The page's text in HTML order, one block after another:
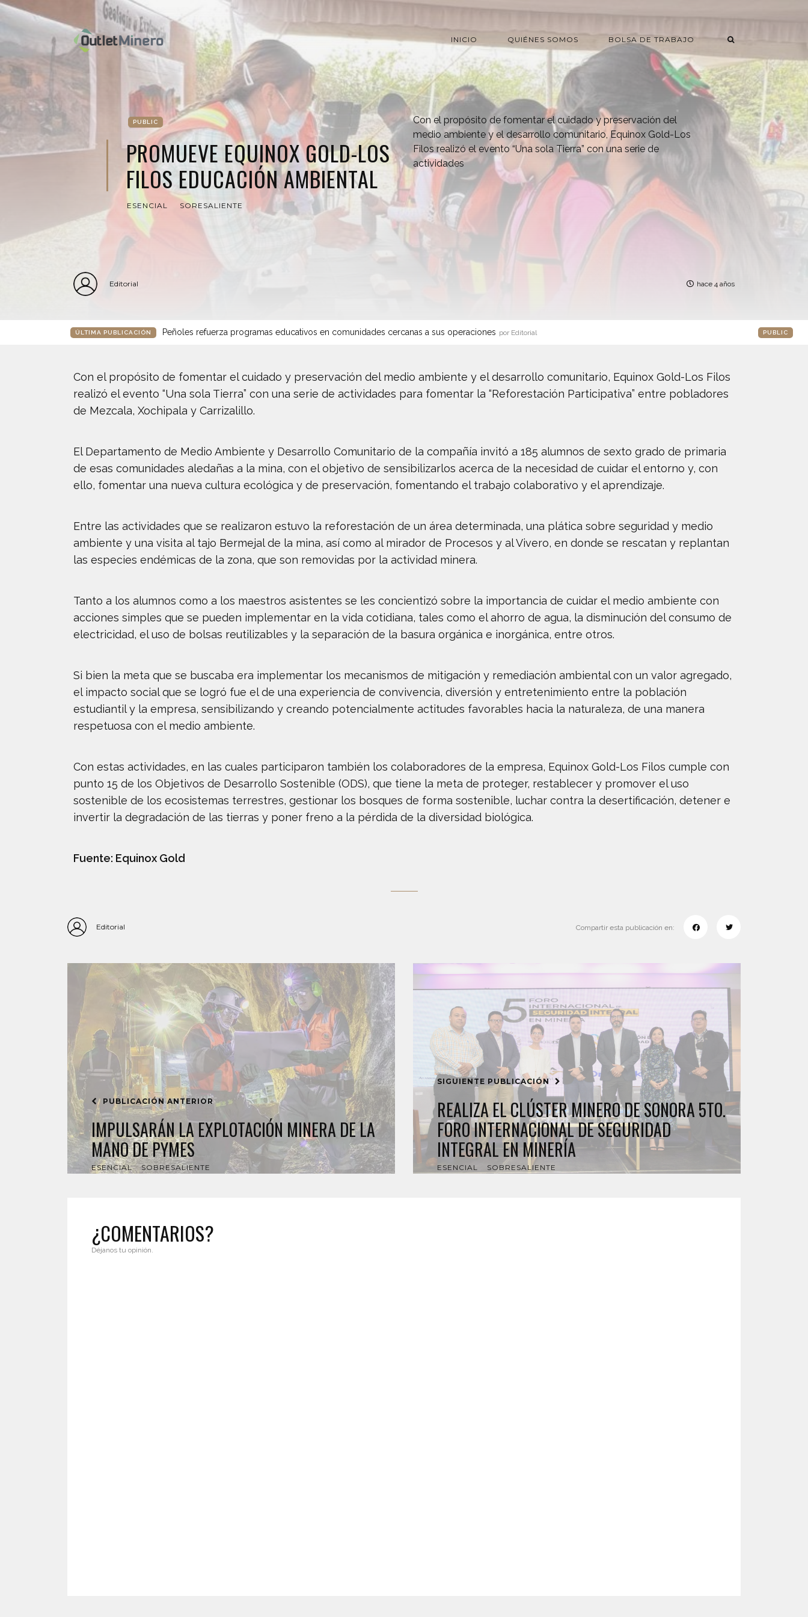
INICIO QUIÉNES SOMOS BOLSA DE TRABAJO
PUBLIC
PROMUEVE EQUINOX GOLD-LOS
FILOS EDUCACIÓN AMBIENTAL
ESENCIAL SORESALIENTE
Con el propósito de fomentar el cuidado y preservación del
medio ambiente y el desarrollo comunitario, Equinox Gold-Los
Filos realizó el evento “Una sola Tierra” con una serie de
actividades
Editorial hace 4 años
ÚLTIMA PUBLICACIÓN Peñoles refuerza programas educativos en comunidades cercanas a sus operaciones por Editorial PUBLIC
Con el propósito de fomentar el cuidado y preservación del medio ambiente y el desarrollo comunitario, Equinox Gold-Los Filos
realizó el evento “Una sola Tierra” con una serie de actividades para fomentar la “Reforestación Participativa” entre pobladores
de Mezcala, Xochipala y Carrizalillo.
El Departamento de Medio Ambiente y Desarrollo Comunitario de la compañía invitó a 185 alumnos de sexto grado de primaria
de esas comunidades aledañas a la mina, con el objetivo de sensibilizarlos acerca de la necesidad de cuidar el entorno y, con
ello, fomentar una nueva cultura ecológica y de preservación, fomentando el trabajo colaborativo y el aprendizaje.
Entre las actividades que se realizaron estuvo la reforestación de un área determinada, una plática sobre seguridad y medio
ambiente y una visita al tajo Bermejal de la mina, así como al mirador de Procesos y al Vivero, en donde se rescatan y replantan
las especies endémicas de la zona, que son removidas por la actividad minera.
Tanto a los alumnos como a los maestros asistentes se les concientizó sobre la importancia de cuidar el medio ambiente con
acciones simples que se pueden implementar en la vida cotidiana, tales como el ahorro de agua, la disminución del consumo de
electricidad, el uso de bolsas reutilizables y la separación de la basura orgánica e inorgánica, entre otros.
Si bien la meta que se buscaba era implementar los mecanismos de mitigación y remediación ambiental con un valor agregado,
el impacto social que se logró fue el de una experiencia de convivencia, diversión y entretenimiento entre la población
estudiantil y la empresa, sensibilizando y creando potencialmente actitudes favorables hacia la naturaleza, de una manera
respetuosa con el medio ambiente.
Con estas actividades, en las cuales participaron también los colaboradores de la empresa, Equinox Gold-Los Filos cumple con
punto 15 de los Objetivos de Desarrollo Sostenible (ODS), que tiene la meta de proteger, restablecer y promover el uso
sostenible de los ecosistemas terrestres, gestionar los bosques de forma sostenible, luchar contra la desertificación, detener e
invertir la degradación de las tierras y poner freno a la pérdida de la diversidad biológica.
Fuente: Equinox Gold
Editorial Compartir esta publicación en:
PUBLICACIÓN ANTERIOR
IMPULSARÁN LA EXPLOTACIÓN MINERA DE LA
MANO DE PYMES
ESENCIAL SOBRESALIENTE
SIGUIENTE PUBLICACIÓN
REALIZA EL CLÚSTER MINERO DE SONORA 5TO.
FORO INTERNACIONAL DE SEGURIDAD
INTEGRAL EN MINERÍA
ESENCIAL SOBRESALIENTE
¿COMENTARIOS?
Déjanos tu opinión.